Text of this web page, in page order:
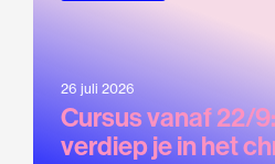
26 juli 2026
Cursus vanaf 22/
verdiep je in het